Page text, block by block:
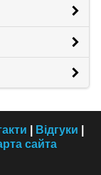
Відгуки
сайта